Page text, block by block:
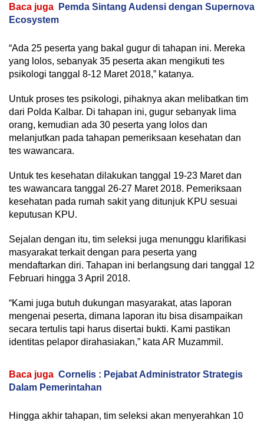
Baca juga
Pemda Sintang Audensi dengan Supernova
Ecosystem
“Ada 25 peserta yang bakal gugur di tahapan ini. Mereka
yang lolos, sebanyak 35 peserta akan mengikuti tes
psikologi tanggal 8-12 Maret 2018,” katanya.
Untuk proses tes psikologi, pihaknya akan melibatkan tim
dari Polda Kalbar. Di tahapan ini, gugur sebanyak lima
orang, kemudian ada 30 peserta yang lolos dan
melanjutkan pada tahapan pemeriksaan kesehatan dan
tes wawancara.
Untuk tes kesehatan dilakukan tanggal 19-23 Maret dan
tes wawancara tanggal 26-27 Maret 2018. Pemeriksaan
kesehatan pada rumah sakit yang ditunjuk KPU sesuai
keputusan KPU.
Sejalan dengan itu, tim seleksi juga menunggu klarifikasi
masyarakat terkait dengan para peserta yang
mendaftarkan diri. Tahapan ini berlangsung dari tanggal 12
Februari hingga 3 April 2018.
“Kami juga butuh dukungan masyarakat, atas laporan
mengenai peserta, dimana laporan itu bisa disampaikan
secara tertulis tapi harus disertai bukti. Kami pastikan
identitas pelapor dirahasiakan,” kata AR Muzammil.
Baca juga Cornelis : Pejabat Administrator Strategis
Dalam Pemerintahan
Hingga akhir tahapan, tim seleksi akan menyerahkan 10